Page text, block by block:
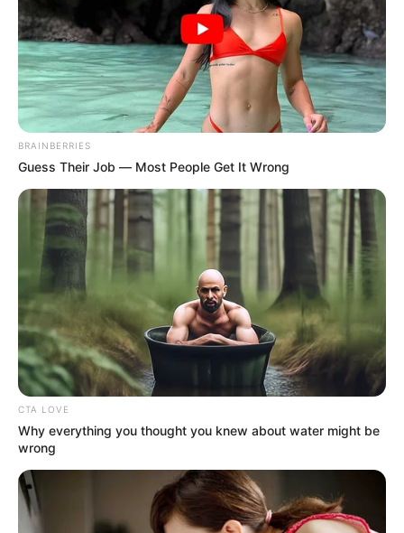
MÁS DE JUDICIALES
BRAINBERRIES
Guess Their Job — Most People Get It Wrong
CTA LOVE
Why everything you thought you knew about water might be
wrong